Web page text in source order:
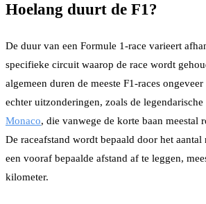
Hoelang duurt de F1?
De duur van een Formule 1-race varieert
specifieke circuit waarop de race wordt
algemeen duren de meeste F1-races
echter uitzonderingen, zoals de
Monaco, die vanwege de korte baan meestal
De raceafstand wordt bepaald door het
een vooraf bepaalde afstand af te leggen,
kilometer.